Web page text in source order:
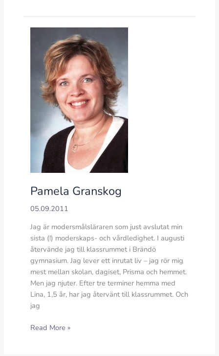
Numers-
Ekman
Pamela Granskog
05.09.2011
Jag är modersmålsläraren som just avslutat min
sista (!) moderskaps- och vårdledighet. I augusti
återvände jag till klassrummet i Brändö
gymnasium. Jag lever ett inrutat liv – jag rör mig
mest mellan skolan, dagiset, Prisma och hemmet.
Men jag njuter. Efter tre terminer hemma med
Lina, 1,5 år, har jag återvänt till klassrummet. Och
jag
Pamela
Read More »